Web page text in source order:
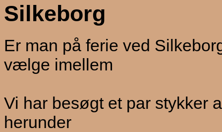
Silkeborg
Er man på ferie ved
vælge imellem
Vi har besøgt et par stykker
herunder